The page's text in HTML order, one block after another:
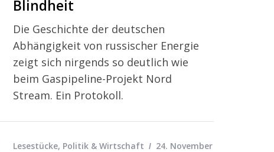
Blindheit
Die Geschichte der deutschen
Abhängigkeit von russischer Energie
zeigt sich nirgends so deutlich wie
beim Gaspipeline-Projekt Nord
Stream. Ein Protokoll.
Lesestücke, Politik & Wirtschaft
24. November